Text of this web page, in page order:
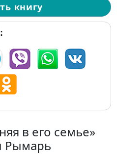
книгу
в его семье»
Рымарь